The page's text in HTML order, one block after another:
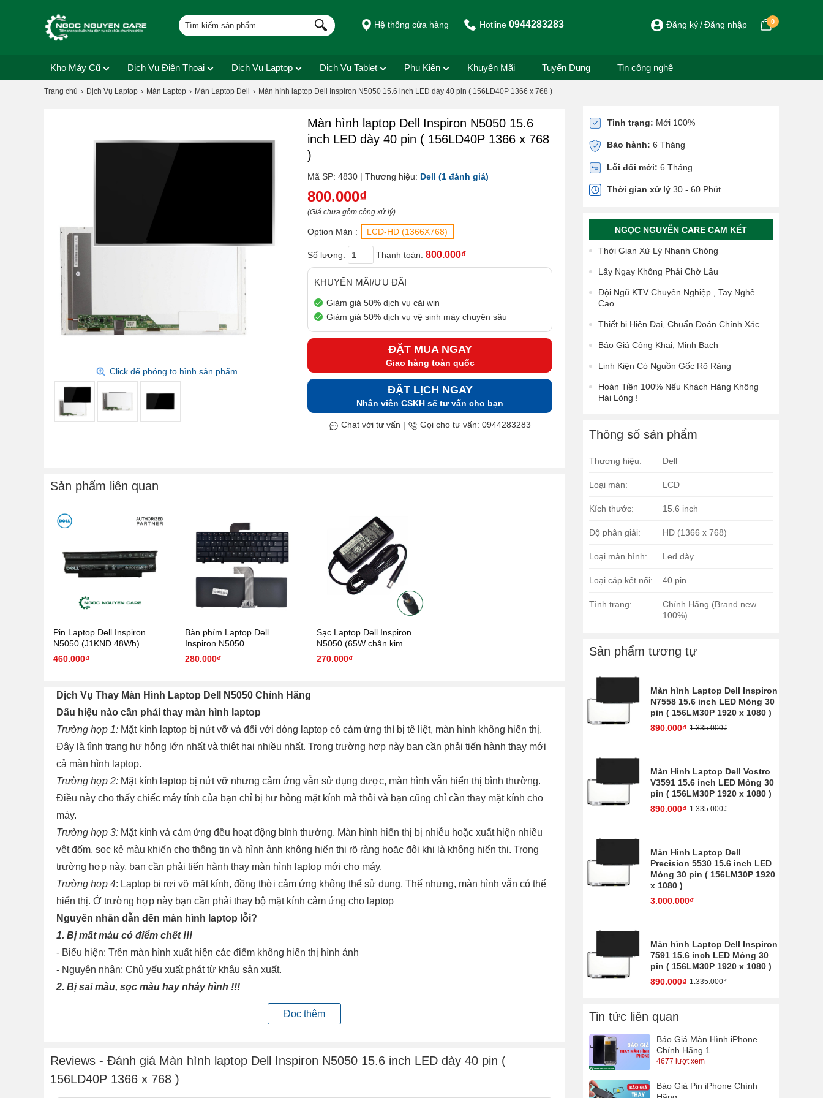
Hệ thống cửa hàng Hotline0944283283 Đăng ký Đăng nhập 0
Kho Máy Cũ Dịch Vụ Điện Thoại Dịch Vụ Laptop Dịch Vụ Tablet Phụ Kiện Khuyến Mãi Tuyển Dụng Tin công nghệ
Trang chủ Dịch Vụ Laptop Màn Laptop Màn Laptop Dell Màn hình laptop Dell Inspiron N5050 15.6 inch LED dày 40 pin ( 156LD40P 1366 x 768 )
Click để phóng to hình sản phẩm
Màn hình laptop Dell Inspiron N5050 15.6
inch LED dày 40 pin ( 156LD40P 1366 x 768
)
Mã SP: 4830 | Thương hiệu: Dell (1 đánh giá)
800.000₫
(Giá chưa gồm công xử lý)
Option Màn : LCD-HD (1366X768)
Số lượng: Thanh toán: 800.000₫
KHUYẾN MÃI/ƯU ĐÃI
Giảm giá 50% dịch vụ cài win
Giảm giá 50% dịch vụ vệ sinh máy chuyên sâu
ĐẶT MUA NGAY
Giao hàng toàn quốc
ĐẶT LỊCH NGAY
Nhân viên CSKH sẽ tư vấn cho bạn
Chat với tư vấn | Gọi cho tư vấn: 0944283283
Sản phẩm liên quan
Pin Laptop Dell Inspiron
N5050 (J1KND 48Wh)
460.000₫
Bàn phím Laptop Dell
Inspiron N5050
280.000₫
Sạc Laptop Dell Inspiron
N5050 (65W chân kim
7.4mm * 5.0 mm)
270.000₫
Dịch Vụ Thay Màn Hình Laptop Dell N5050 Chính Hãng
Dấu hiệu nào cần phải thay màn hình laptop
Trường hợp 1: Mặt kính laptop bị nứt vỡ và đối với dòng laptop có cảm ứng thì bị tê liệt, màn hình không hiển thị.
Đây là tình trạng hư hỏng lớn nhất và thiệt hại nhiều nhất. Trong trường hợp này bạn cần phải tiến hành thay mới
cả màn hình laptop.
Trường hợp 2: Mặt kính laptop bị nứt vỡ nhưng cảm ứng vẫn sử dụng được, màn hình vẫn hiển thị bình thường.
Điều này cho thấy chiếc máy tính của bạn chỉ bị hư hỏng mặt kính mà thôi và bạn cũng chỉ cần thay mặt kính cho
máy.
Trường hợp 3: Mặt kính và cảm ứng đều hoạt động bình thường. Màn hình hiển thị bị nhiễu hoặc xuất hiện nhiều
vệt đốm, sọc kẻ màu khiến cho thông tin và hình ảnh không hiển thị rõ ràng hoặc đôi khi là không hiển thị. Trong
trường hợp này, bạn cần phải tiến hành thay màn hình laptop mới cho máy.
Trường hợp 4: Laptop bị rơi vỡ mặt kính, đồng thời cảm ứng không thể sử dụng. Thế nhưng, màn hình vẫn có thể
hiển thị. Ở trường hợp này bạn cần phải thay bộ mặt kính cảm ứng cho laptop
Nguyên nhân dẫn đến màn hình laptop lỗi?
1. Bị mất màu có điểm chết !!!
- Biểu hiện: Trên màn hình xuất hiện các điểm không hiển thị hình ảnh
- Nguyên nhân: Chủ yếu xuất phát từ khâu sản xuất.
2. Bị sai màu, sọc màu hay nhảy hình !!!
- Biểu hiện: Màn hình chuyển sang một màu duy nhất.
- Nguyên nhân: Có thể do lỗi ở bộ phận socket, hoặc quá trình đóng mở nắp gập màn hình lâu ngày cũng sẽ gây
3. Bị sọc ngang sọc dọc, đỏ nền hay lúc có lúc không !!!
- Nguyên nhân: Đèn cao áp của màn hình hỏng, cáp màn hình đứt, vỉ cao áp hỏng, mất nguồn từ mainboard cấp
Đọc thêm
Reviews - Đánh giá Màn hình laptop Dell Inspiron N5050 15.6 inch LED dày 40 pin (
156LD40P 1366 x 768 )
Tình trạng: Mới 100%
Bảo hành: 6 Tháng
Lỗi đổi mới: 6 Tháng
Thời gian xử lý 30 - 60 Phút
NGỌC NGUYỄN CARE CAM KẾT
Thời Gian Xử Lý Nhanh Chóng
Lấy Ngay Không Phải Chờ Lâu
Đội Ngũ KTV Chuyên Nghiệp , Tay Nghề
Cao
Thiết bị Hiện Đại, Chuẩn Đoán Chính Xác
Báo Giá Công Khai, Minh Bạch
Linh Kiện Có Nguồn Gốc Rõ Ràng
Hoàn Tiền 100% Nếu Khách Hàng Không
Hài Lòng !
Thông số sản phẩm
Thương hiệu: Dell
Loại màn: LCD
Kích thước: 15.6 inch
Độ phân giải: HD (1366 x 768)
Loại màn hình: Led dày
Loại cáp kết nối: 40 pin
Tình trạng:
Chính Hãng (Brand new
100%)
Sản phẩm tương tự
Màn hình Laptop Dell Inspiron
N7558 15.6 inch LED Mỏng 30
pin ( 156LM30P 1920 x 1080 )
890.000₫ 1.335.000₫
Màn Hình Laptop Dell Vostro
V3591 15.6 inch LED Mỏng 30
pin ( 156LM30P 1920 x 1080 )
890.000₫ 1.335.000₫
Màn Hình Laptop Dell
Precision 5530 15.6 inch LED
Mỏng 30 pin ( 156LM30P 1920
x 1080 )
3.000.000₫
Màn hình Laptop Dell Inspiron
7591 15.6 inch LED Mỏng 30
pin ( 156LM30P 1920 x 1080 )
890.000₫ 1.335.000₫
Tin tức liên quan
Báo Giá Màn Hình iPhone
Chính Hãng 1
4677 lượt xem
Báo Giá Pin iPhone Chính